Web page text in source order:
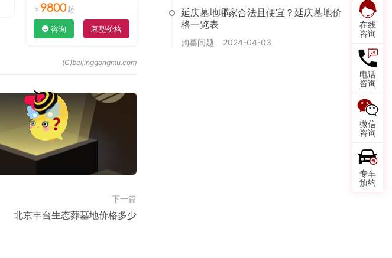
在线
咨询
电话
咨询
微信
咨询
专车
预约
9800
咨询 墓型价格
下一篇
北京丰台生态葬墓地价格多少
延庆墓地哪家合法且便宜？延庆墓地价
格一览表
购墓问题 2024-04-03